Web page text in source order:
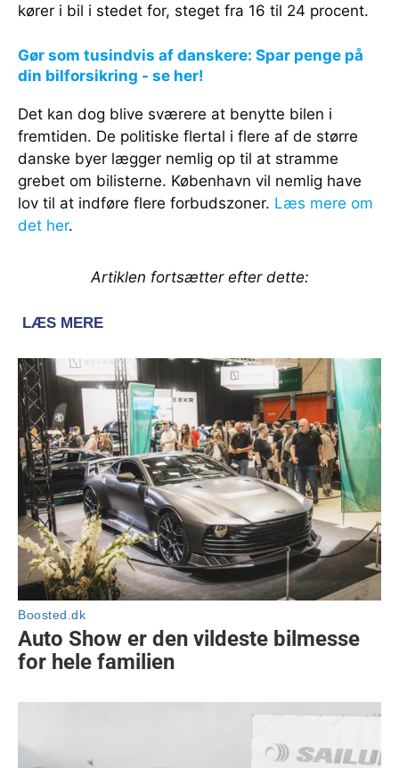
kører i bil i stedet for, steget fra 16 til 24 procent.
Gør som tusindvis af danskere: Spar penge på
din bilforsikring - se her!
Det kan dog blive sværere at benytte bilen i
fremtiden. De politiske flertal i flere af de større
danske byer lægger nemlig op til at stramme
grebet om bilisterne. København vil nemlig have
lov til at indføre flere forbudszoner. Læs mere om
det her.
Artiklen fortsætter efter dette: